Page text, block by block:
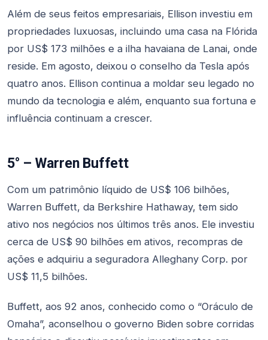
Além de seus feitos empresariais, Ellison investiu em
propriedades luxuosas, incluindo uma casa na Flórida
por US$ 173 milhões e a ilha havaiana de Lanai, onde
reside. Em agosto, deixou o conselho da Tesla após
quatro anos. Ellison continua a moldar seu legado no
mundo da tecnologia e além, enquanto sua fortuna e
influência continuam a crescer.
5° – Warren Buffett
Com um patrimônio líquido de US$ 106 bilhões,
Warren Buffett, da Berkshire Hathaway, tem sido
ativo nos negócios nos últimos três anos. Ele investiu
cerca de US$ 90 bilhões em ativos, recompras de
ações e adquiriu a seguradora Alleghany Corp. por
US$ 11,5 bilhões.
Buffett, aos 92 anos, conhecido como o “Oráculo de
Omaha”, aconselhou o governo Biden sobre corridas